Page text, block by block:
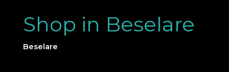
Shop in Beselare
Beselare